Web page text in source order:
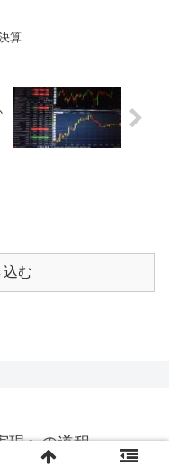
算
込む
現への道程